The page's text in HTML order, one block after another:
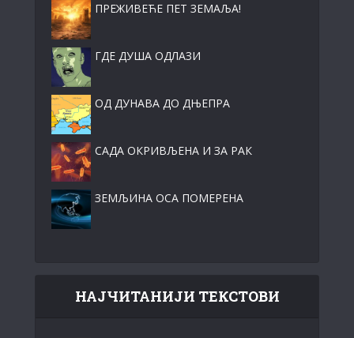
ПРЕЖИВЕЋЕ ПЕТ ЗЕМАЉА!
ГДЕ ДУША ОДЛАЗИ
ОД ДУНАВА ДО ДЊЕПРА
САДА ОКРИВЉЕНА И ЗА РАК
ЗЕМЉИНА ОСА ПОМЕРЕНА
НАЈЧИТАНИЈИ ТЕКСТОВИ